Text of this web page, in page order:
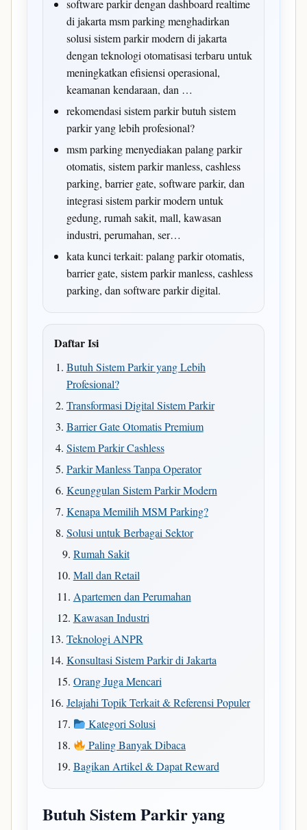
software parkir dengan dashboard realtime
di jakarta msm parking menghadirkan
solusi sistem parkir modern di jakarta
dengan teknologi otomatisasi terbaru untuk
meningkatkan efisiensi operasional,
keamanan kendaraan, dan …
rekomendasi sistem parkir butuh sistem
parkir yang lebih profesional?
msm parking menyediakan palang parkir
otomatis, sistem parkir manless, cashless
parking, barrier gate, software parkir, dan
integrasi sistem parkir modern untuk
gedung, rumah sakit, mall, kawasan
industri, perumahan, ser…
kata kunci terkait: palang parkir otomatis,
barrier gate, sistem parkir manless, cashless
parking, dan software parkir digital.
Daftar Isi
Butuh Sistem Parkir yang Lebih
Profesional?
Transformasi Digital Sistem Parkir
Barrier Gate Otomatis Premium
Sistem Parkir Cashless
Parkir Manless Tanpa Operator
Keunggulan Sistem Parkir Modern
Kenapa Memilih MSM Parking?
Solusi untuk Berbagai Sektor
Rumah Sakit
Mall dan Retail
Apartemen dan Perumahan
Kawasan Industri
Teknologi ANPR
Konsultasi Sistem Parkir di Jakarta
Orang Juga Mencari
Jelajahi Topik Terkait & Referensi Populer
Kategori Solusi
Paling Banyak Dibaca
Bagikan Artikel & Dapat Reward
Butuh Sistem Parkir yang